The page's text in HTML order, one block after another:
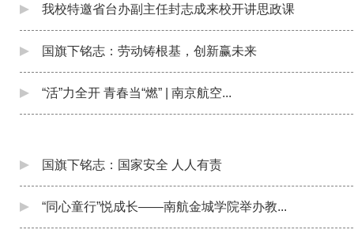
我校特邀省台办副主任封志成来校开讲思政课
国旗下铭志：劳动铸根基，创新赢未来
“活”力全开 青春当“燃” | 南京航空...
国旗下铭志：国家安全 人人有责
“同心童行”悦成长——南航金城学院举办教...